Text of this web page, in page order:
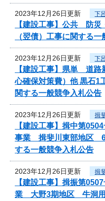
2023年12月26日更新 下
【建設工事】公共 防災
（翌債）工事に関する
2023年12月26日更新 下
【建設工事】県単 道路
心確保対策費）他 黒石1
関する一般競争入札公告
2023年12月26日更新 揖
【建設工事】揖中第
事業 揖斐川東部地区
する一般競争入札公告
2023年12月26日更新 揖
【建設工事】揖振第
業 大野3期地区 牛洞用